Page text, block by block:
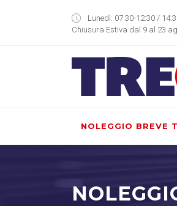
Lunedì: 07:30-12:30 /
Chiusura Estiva dal 9 al 23
NOLEGGIO BREVE